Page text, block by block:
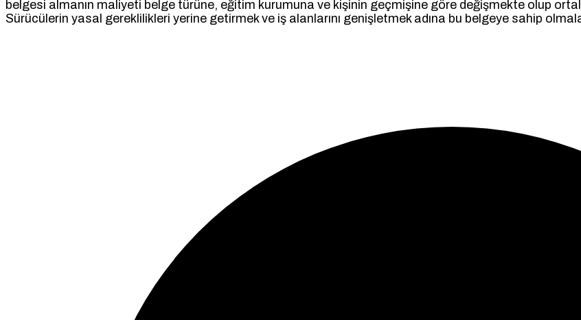
belgesi almanın maliyeti belge türüne, eğitim kurumuna ve kişinin geçmişine göre değişmekte olup
Sürücülerin yasal gereklilikleri yerine getirmek ve iş alanlarını genişletmek adına bu belgeye sahip